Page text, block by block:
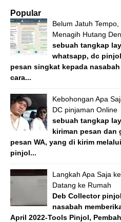
Popular
Belum Jatuh
Menagih Hutang
sebuah tangkap
whatsapp, dc
pesan singkat kepada
cara...
Kebohongan Apa
DC pinjaman Online
sebuah tangkap
kiriman pesan dan
pesan WA, yang di kirim
pinjol...
Langkah Apa Saja
Datang ke Rumah
Deb Collector
nasabah
April 2022-Tools Pinjol,